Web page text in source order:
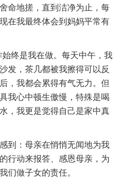
命地搓，直到洁净为止，每
在我最终体会到妈妈平常有
终是我在做。每天中午，我
发，茶几都被我擦得可以反
，我都会累得有气无力。但
我心中顿生傲慢，特殊是喝
，我更是觉得自己是家中真
：母亲在悄悄无闻地为我
行动来报答、感恩母亲，为
们做子女的责任。